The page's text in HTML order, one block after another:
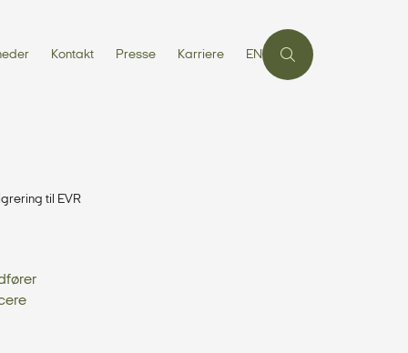
Kontakt Presse Karriere EN
til EVR